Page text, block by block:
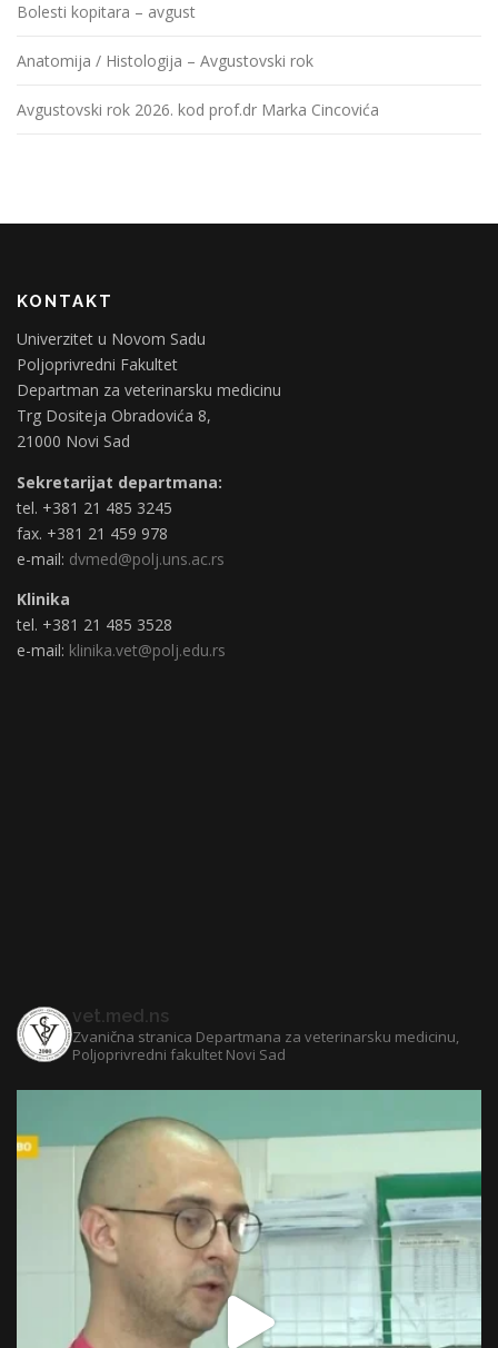
Bolesti kopitara – avgust
Anatomija / Histologija – Avgustovski rok
Avgustovski rok 2026. kod prof.dr Marka Cincovića
KONTAKT
Univerzitet u Novom Sadu
Poljoprivredni Fakultet
Departman za veterinarsku medicinu
Trg Dositeja Obradovića 8,
21000 Novi Sad
Sekretarijat departmana:
tel. +381 21 485 3245
fax. +381 21 459 978
e-mail: dvmed@polj.uns.ac.rs
Klinika
tel. +381 21 485 3528
e-mail: klinika.vet@polj.edu.rs
vet.med.ns
Zvanična stranica Departmana za veterinarsku medicinu,
Poljoprivredni fakultet Novi Sad